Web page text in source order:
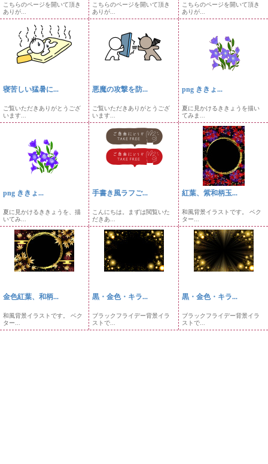
こちらのページを開いて頂き
ありが...
こちらのページを開いて頂き
ありが...
こちらのページを開いて頂き
ありが...
寝苦しい猛暑に...
ご覧いただきありがとうござ
います...
悪魔の攻撃を防...
ご覧いただきありがとうござ
います...
png ききょ...
夏に見かけるききょうを描い
てみま...
png ききょ...
夏に見かけるききょうを、描
いてみ...
手書き風ラフご...
こんにちは。まずは閲覧いた
だきあ...
紅葉、紫和柄玉...
和風背景イラストです。 ベク
ター...
金色紅葉、和柄...
和風背景イラストです。 ベク
ター...
黒・金色・キラ...
ブラックフライデー背景イラ
ストで...
黒・金色・キラ...
ブラックフライデー背景イラ
ストで...